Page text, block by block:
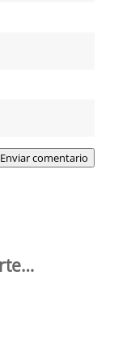
Enviar comentario